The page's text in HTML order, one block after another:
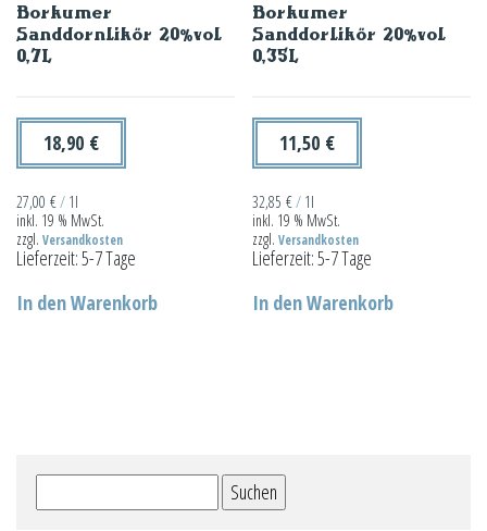
Borkumer
Sanddornlikör 20%vol
0,7L
18,90 €
27,00 €/ 1l
inkl. 19 % MwSt.
zzgl. Versandkosten
Lieferzeit:5-7 Tage
In den Warenkorb
Borkumer
Sanddorlikör 20%vol
0,35L
11,50 €
32,85€/ 1l
inkl. 19 % MwSt.
zzgl.Versandkosten
Lieferzeit:5-7 Tage
In den Warenkorb
nach: